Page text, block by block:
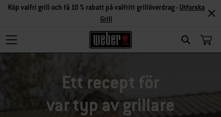
SEARCH
Köp valfri grill och få 10 % rabatt på valfritt grillöverdrag - Utforska
Grill
Ett recept för
var typ av grillare